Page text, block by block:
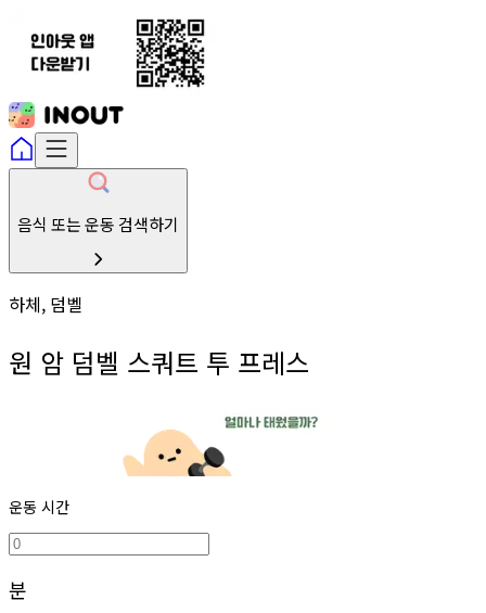
음식 또는 운동 검색하기
하체, 덤벨
원 암 덤벨 스쿼트 투 프레스
운동 시간
분